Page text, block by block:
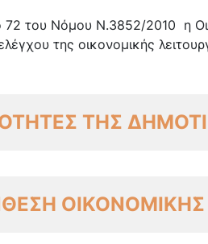
του Νόμου Ν.3852/2010 η
της οικονομικής
ΤΗΣ
ΟΙΚΟΝΟΜΙΚΗΣ